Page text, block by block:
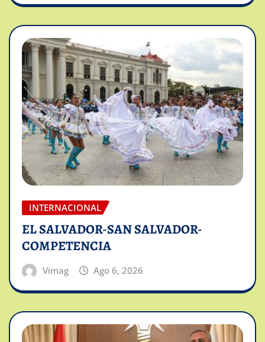
INTERNACIONAL
EL SALVADOR-SAN SALVADOR-
COMPETENCIA
Vimag Ago 6, 2026